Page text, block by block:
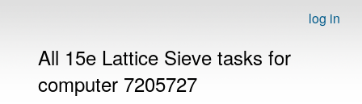
log in
All 15e Lattice Sieve tasks for
computer 7205727